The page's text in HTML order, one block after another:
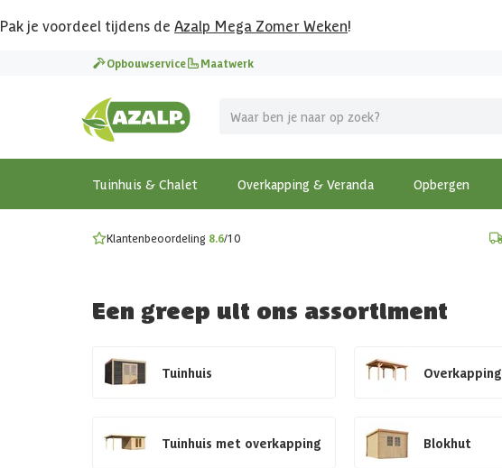
Pak je voordeel tijdens de Azalp Mega Zomer Weken!
Opbouwservice Maatwerk
Tuinhuis & Chalet Overkapping & Veranda Opbergen
Vier vakantie in je tuin
MEGA zomer kortingen op overkappingen en tuinhuizen!
Bekijk de actiemodellen
Gratis wandplankset
Ontdek onze metalen overkappingen
Klantenbeoordeling 8.6/10
Een greep uit ons assortiment
Tuinhuis Overkapping
Tuinhuis met overkapping Blokhut